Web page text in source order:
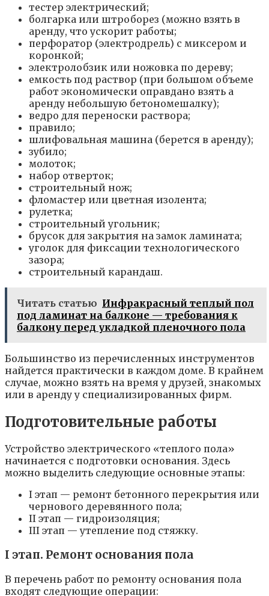
тестер электрический;
болгарка или штроборез (можно взять в
аренду, что ускорит работы;
перфоратор (электродрель) с миксером и
коронкой;
электролобзик или ножовка по дереву;
емкость под раствор (при большом объеме
работ экономически оправдано взять а
аренду небольшую бетономешалку);
ведро для переноски раствора;
правило;
шлифовальная машина (берется в аренду);
зубило;
молоток;
набор отверток;
строительный нож;
фломастер или цветная изолента;
рулетка;
строительный угольник;
брусок для закрытия на замок ламината;
уголок для фиксации технологического
зазора;
строительный карандаш.
Читать статью Инфракрасный теплый пол
под ламинат на балконе — требования к
балкону перед укладкой пленочного пола
Большинство из перечисленных инструментов
найдется практически в каждом доме. В крайнем
случае, можно взять на время у друзей, знакомых
или в аренду у специализированных фирм.
Подготовительные работы
Устройство электрического «теплого пола»
начинается с подготовки основания. Здесь
можно выделить следующие основные этапы:
I этап — ремонт бетонного перекрытия или
чернового деревянного пола;
II этап — гидроизоляция;
III этап — утепление под стяжку.
I этап. Ремонт основания пола
В перечень работ по ремонту основания пола
входят следующие операции: